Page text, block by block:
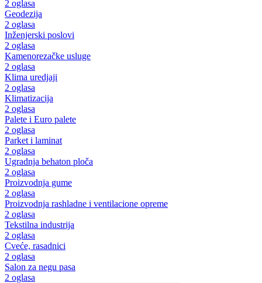
2 oglasa
Geodezija
2 oglasa
Inženjerski poslovi
2 oglasa
Kamenorezačke usluge
2 oglasa
Klima uredjaji
2 oglasa
Klimatizacija
2 oglasa
Palete i Euro palete
2 oglasa
Parket i laminat
2 oglasa
Ugradnja behaton ploča
2 oglasa
Proizvodnja gume
2 oglasa
Proizvodnja rashladne i ventilacione opreme
2 oglasa
Tekstilna industrija
2 oglasa
Cveće, rasadnici
2 oglasa
Salon za negu pasa
2 oglasa